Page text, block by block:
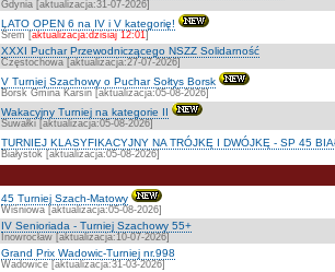
Gdynia [aktualizacja:31-07-2026]
LATO OPEN 6 na IV i V kategorię!
Śrem [aktualizacja:dzisiaj 12:01]
XXXI Puchar Przewodniczącego NSZZ Solidarność
Częstochowa [aktualizacja:27-07-2026]
V Turniej Szachowy o Puchar Sołtys Borsk
Borsk Gmina Karsin [aktualizacja:05-08-2026]
Wakacyjny Turniej na kategorie II
Suwałki [aktualizacja:05-08-2026]
TURNIEJ KLASYFIKACYJNY NA TRÓJKĘ I DWÓJKĘ - SP 45
Białystok [aktualizacja:05-08-2026]
45 Turniej Szach-Matowy
Wiśniowa [aktualizacja:05-08-2026]
IV Senioriada - Turniej Szachowy 55+
Inowrocław [aktualizacja:10-07-2026]
Grand Prix Wadowic-Turniej nr.998
Wadowice [aktualizacja:31-03-2026]